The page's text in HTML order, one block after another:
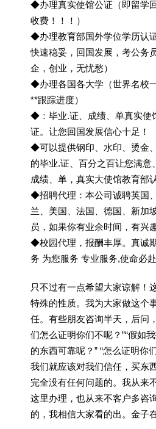
◆办理真实使馆公证（即留学
收费！！！）
◆办理教育部国外学位学历认
快速稳妥，回国发展，考公务
企，创业，无忧愁）
◆办理各国各大学（世界名校
**跟踪进度）
◆：毕业.证、成绩、单真实使
证。让您回国发展信心十足！
◆可以提供钢印、水印、烫金
的毕业.证、百分之百让您满意
成绩、单，真实大使馆教育部
◆招聘代理：本公司诚聘英国
兰、美国、法国、德国、新加
员，如果你有业余时间，有兴
◆校园代理，报酬丰厚。真诚
务 为您服务 专业服务,使命必赴
只不过有一点希望大家谅解！
特殊的性质。我为大家做这个
任。有些朋友咨询半天，后问
们怎么证明你们不呢？”“假如
的东西可靠呢？” “怎么证明你
我们就应该对我们信任，买东
完全没有任何问题的。我从来
这里办理，也从来不客户多咨
的，我相信大家看的出。金子